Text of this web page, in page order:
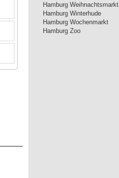
Hamburg Weihnachtsmarkt
Hamburg Winterhude
Hamburg Wochenmarkt
Hamburg Zoo